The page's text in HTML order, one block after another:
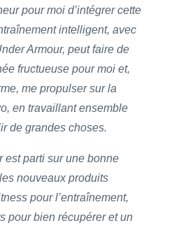
pour moi d’intégrer cette
intelligent, avec
Armour, peut faire de
fructueuse pour moi et,
me propulser sur la
en travaillant ensemble
de grandes choses.
est parti sur une bonne
nouveaux produits
pour l’entraînement,
pour bien récupérer et un